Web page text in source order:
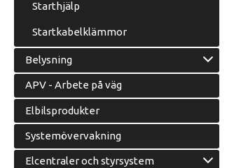
Starthjälp
Startkabelklämmor
Belysning
APV - Arbete på väg
Elbilsprodukter
Systemövervakning
Elcentraler och styrsystem